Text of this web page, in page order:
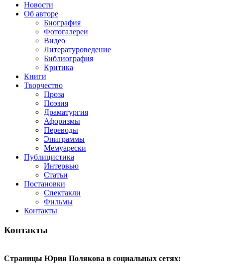
Новости
Об авторе
Биография
Фотогалереи
Видео
Литературоведение
Библиография
Критика
Книги
Творчество
Проза
Поэзия
Драматургия
Афоризмы
Переводы
Эпиграммы
Мемуарески
Публицистика
Интервью
Статьи
Постановки
Спектакли
Фильмы
Контакты
Контакты
Страницы Юрия Полякова в социальных сетях: